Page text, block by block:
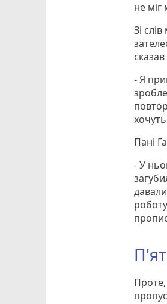
не
Зі
- Я
Пані
- У
Проте,